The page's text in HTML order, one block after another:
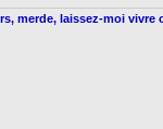
merde, laissez-moi vivre